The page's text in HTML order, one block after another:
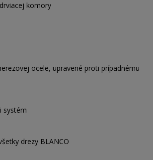
komory
ocele, upravené proti prípadnému
systém
drezy BLANCO